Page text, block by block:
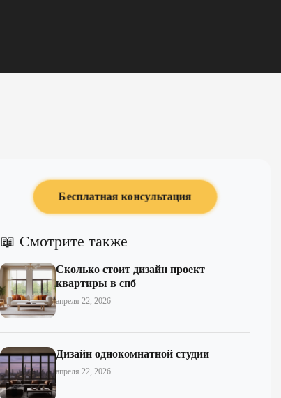
Бесплатная консультация
📖 Смотрите также
Сколько стоит дизайн проект
квартиры в спб
апреля 22, 2026
Дизайн однокомнатной студии
апреля 22, 2026